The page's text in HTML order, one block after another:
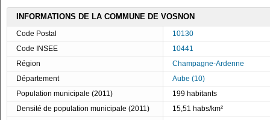
INFORMATIONS DE LA COMMUNE DE VOSNON
Code Postal
10130
Code INSEE
10441
Région
Champagne-Ardenne
Département
Aube (10)
Population municipale (2011)
199 habitants
Densité de population municipale (2011)
15,51 habs/km²